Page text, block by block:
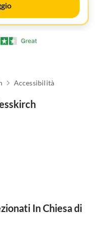
Accessibilità
In Chiesa di